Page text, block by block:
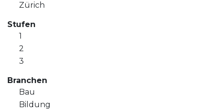
Zürich
Stufen
1
2
3
Branchen
Bau
Bildung